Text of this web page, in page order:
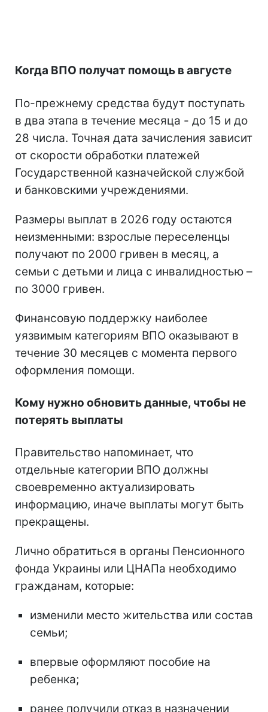
Когда ВПО получат помощь в августе
По-прежнему средства будут поступать
в два этапа в течение месяца - до 15 и до
28 числа. Точная дата зачисления зависит
от скорости обработки платежей
Государственной казначейской службой
и банковскими учреждениями.
Размеры выплат в 2026 году остаются
неизменными: взрослые переселенцы
получают по 2000 гривен в месяц, а
семьи с детьми и лица с инвалидностью –
по 3000 гривен.
Финансовую поддержку наиболее
уязвимым категориям ВПО оказывают в
течение 30 месяцев с момента первого
оформления помощи.
Кому нужно обновить данные, чтобы не
потерять выплаты
Правительство напоминает, что
отдельные категории ВПО должны
своевременно актуализировать
информацию, иначе выплаты могут быть
прекращены.
Лично обратиться в органы Пенсионного
фонда Украины или ЦНАПа необходимо
гражданам, которые:
изменили место жительства или состав
семьи;
впервые оформляют пособие на
ребенка;
ранее получили отказ в назначении